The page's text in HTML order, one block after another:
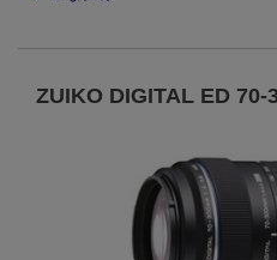
ZUIKO DIGITAL ED 70-